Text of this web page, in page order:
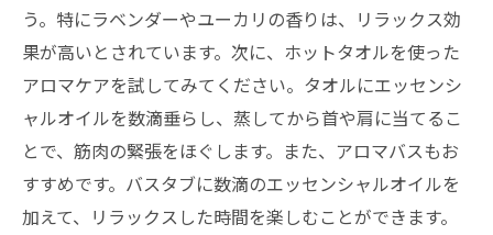
う。特にラベンダーやユーカリの香りは、リラックス効
果が高いとされています。次に、ホットタオルを使った
アロマケアを試してみてください。タオルにエッセンシ
ャルオイルを数滴垂らし、蒸してから首や肩に当てるこ
とで、筋肉の緊張をほぐします。また、アロマバスもお
すすめです。バスタブに数滴のエッセンシャルオイルを
加えて、リラックスした時間を楽しむことができます。